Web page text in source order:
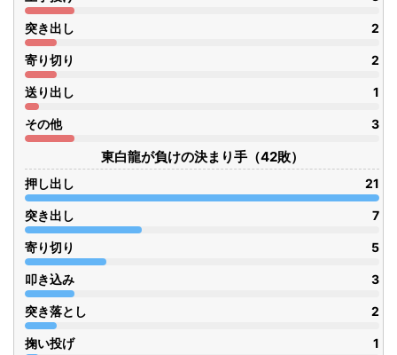
突き出し 2
寄り切り 2
送り出し 1
その他 3
東白龍が負けの決まり手（42敗）
押し出し 21
突き出し 7
寄り切り 5
叩き込み 3
突き落とし 2
掬い投げ 1